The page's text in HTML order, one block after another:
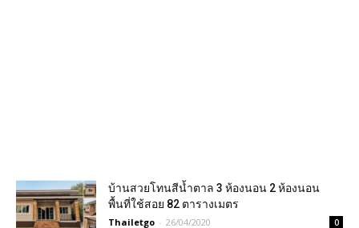
บ้านสวย​โทนสีน้ำตาล 3 ห้องนอน 2 ห้องนอน
พื้นที่ใช้สอย 82 ตารางเมตร
Thailetgo - 26/04/2020 0